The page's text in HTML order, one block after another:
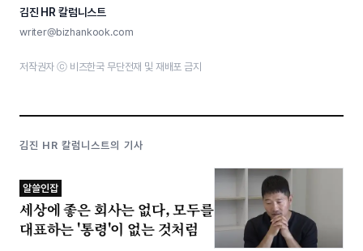
김진 HR 칼럼니스트
writer@bizhankook.com
저작권자 ⓒ 비즈한국 무단전재 및 재배포 금지
김진 HR 칼럼니스트의 기사
알쓸인잡
세상에 좋은 회사는 없다, 모두를
대표하는 '통령'이 없는 것처럼